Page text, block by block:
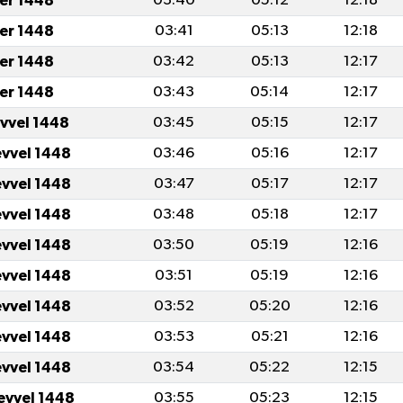
1448
03:41 05:13
12:18
1448
03:42 05:13
12:17
1448
03:43 05:14
12:17
1448
03:45 05:15
12:17
1448
03:46 05:16
12:17
1448
03:47 05:17
12:17
1448
03:48 05:18
12:17
1448
03:50 05:19
12:16
1448
03:51 05:19
12:16
1448
03:52 05:20
12:16
1448
03:53 05:21
12:16
1448
03:54 05:22
12:15
1448
03:55 05:23 12:15